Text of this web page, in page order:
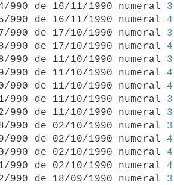
990 de 16/11/1990 numeral 3
990 de 16/11/1990 numeral 4
990 de 17/10/1990 numeral 3
990 de 17/10/1990 numeral 4
990 de 11/10/1990 numeral 3
990 de 11/10/1990 numeral 4
990 de 11/10/1990 numeral 4
990 de 11/10/1990 numeral 3
990 de 11/10/1990 numeral 3
990 de 02/10/1990 numeral 3
990 de 02/10/1990 numeral 4
990 de 02/10/1990 numeral 4
990 de 02/10/1990 numeral 4
990 de 18/09/1990 numeral 3